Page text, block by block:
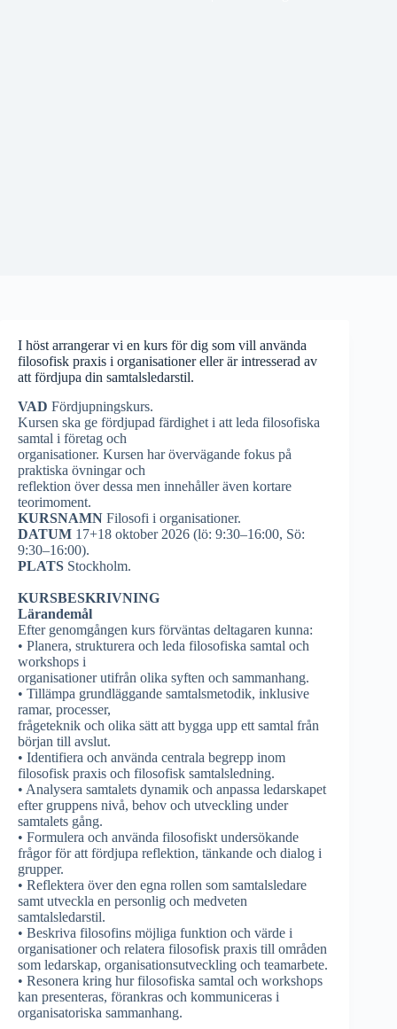
I höst arrangerar vi en kurs för dig som vill använda
filosofisk praxis i organisationer eller är intresserad av
att fördjupa din samtalsledarstil.
VAD Fördjupningskurs.
Kursen ska ge fördjupad färdighet i att leda filosofiska
samtal i företag och
organisationer. Kursen har övervägande fokus på
praktiska övningar och
reflektion över dessa men innehåller även kortare
teorimoment.
KURSNAMN Filosofi i organisationer.
DATUM 17+18 oktober 2026 (lö: 9:30–16:00, Sö:
9:30–16:00).
PLATS Stockholm.
KURSBESKRIVNING
Lärandemål
Efter genomgången kurs förväntas deltagaren kunna:
• Planera, strukturera och leda filosofiska samtal och
workshops i
organisationer utifrån olika syften och sammanhang.
• Tillämpa grundläggande samtalsmetodik, inklusive
ramar, processer,
frågeteknik och olika sätt att bygga upp ett samtal från
början till avslut.
• Identifiera och använda centrala begrepp inom
filosofisk praxis och filosofisk samtalsledning.
• Analysera samtalets dynamik och anpassa ledarskapet
efter gruppens nivå, behov och utveckling under
samtalets gång.
• Formulera och använda filosofiskt undersökande
frågor för att fördjupa reflektion, tänkande och dialog i
grupper.
• Reflektera över den egna rollen som samtalsledare
samt utveckla en personlig och medveten
samtalsledarstil.
• Beskriva filosofins möjliga funktion och värde i
organisationer och relatera filosofisk praxis till områden
som ledarskap, organisationsutveckling och teamarbete.
• Resonera kring hur filosofiska samtal och workshops
kan presenteras, förankras och kommuniceras i
organisatoriska sammanhang.